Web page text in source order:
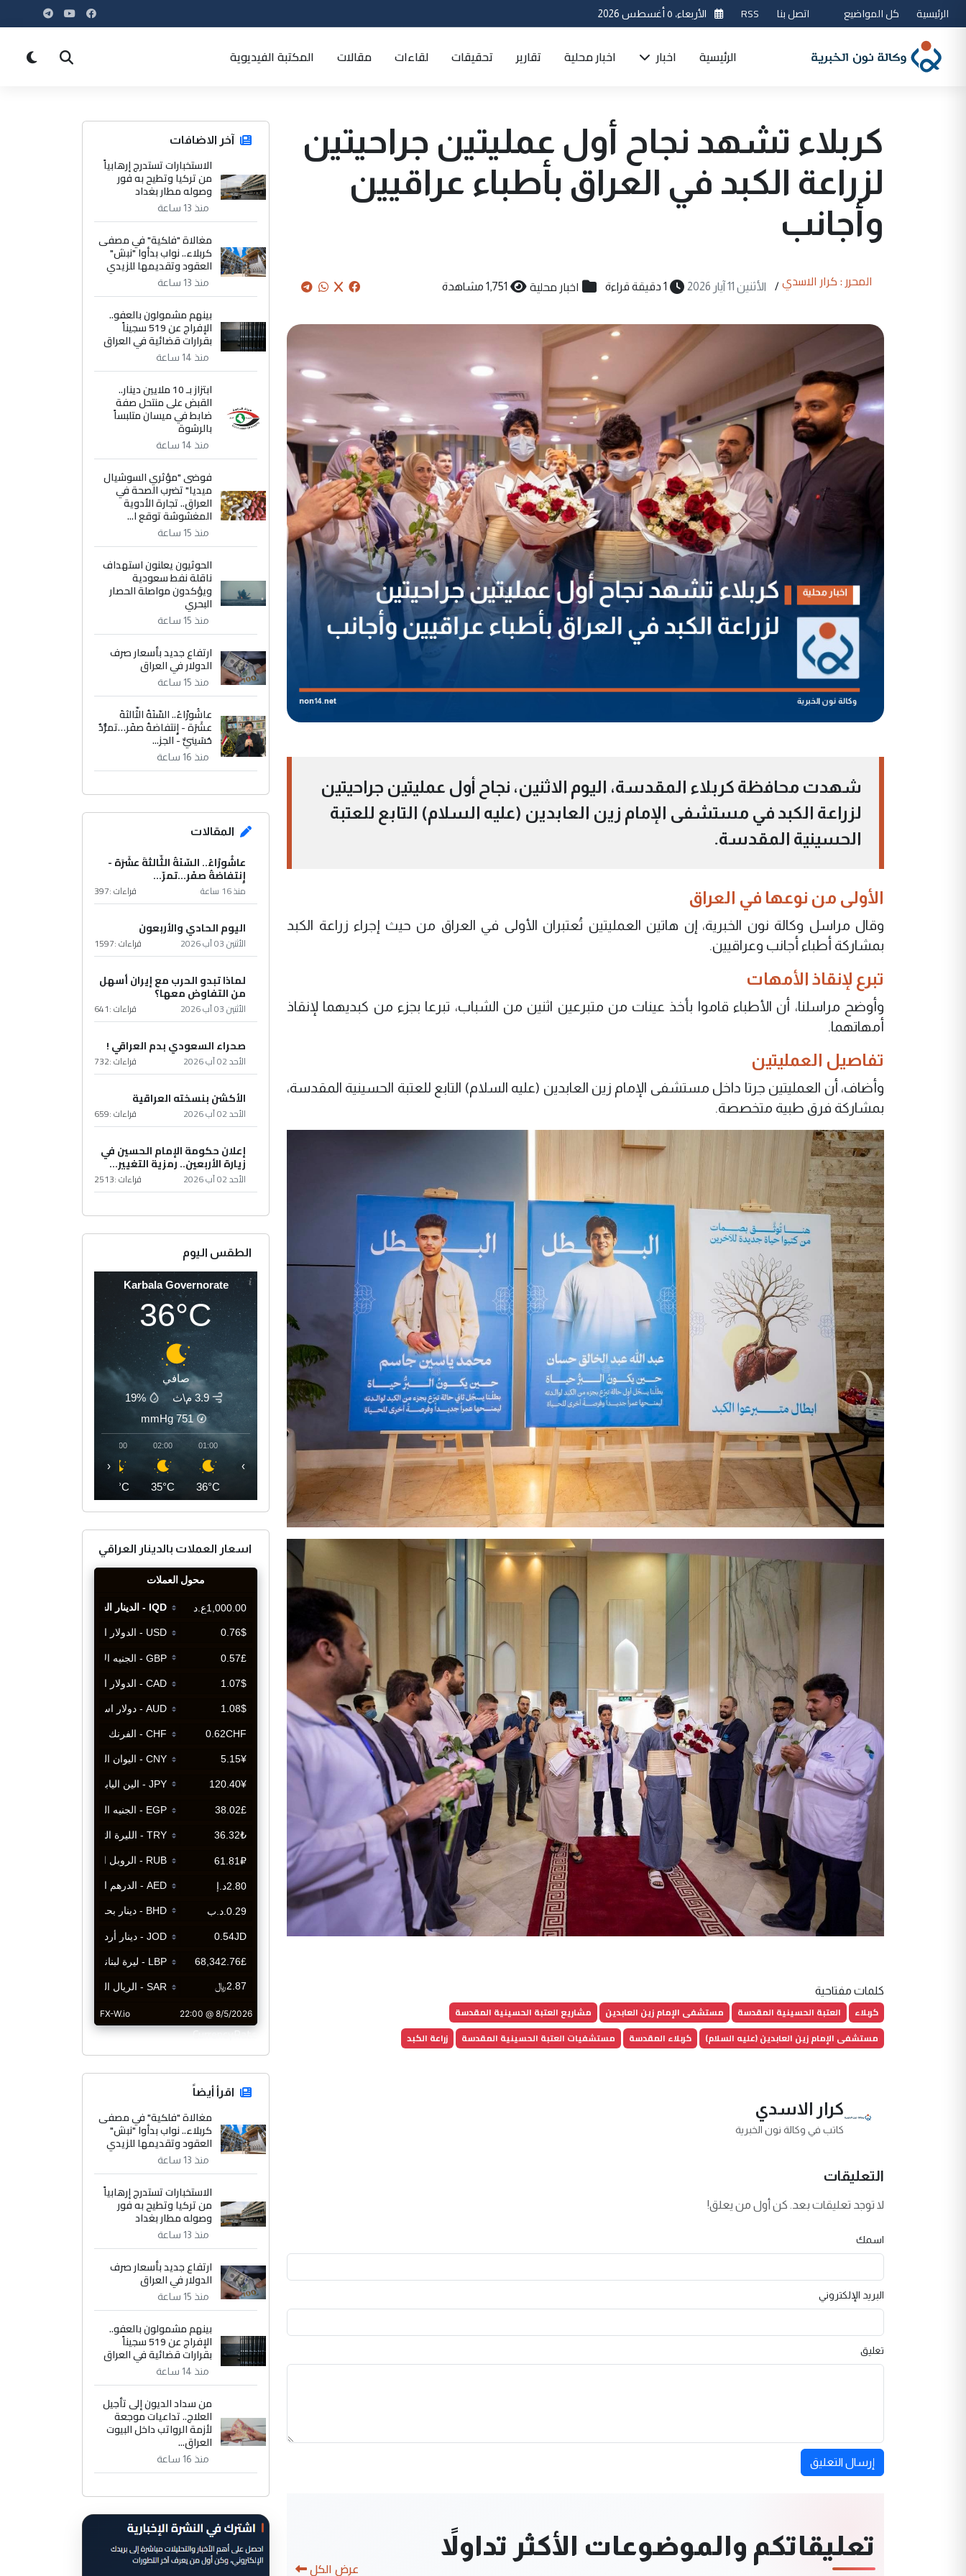
الرئيسية كل المواضيع اتصل بنا RSS الأربعاء، ٥ أغسطس 2026
الرئيسية اخبار اخبار محلية تقارير تحقيقات لقاءات مقالات المكتبة الفيديوية
كربلاء تشهد نجاح أول عمليتين جراحيتين
لزراعة الكبد في العراق بأطباء عراقيين
وأجانب
المحرر : كرار الاسدي / الأثنين 11 آيار 2026 1 دقيقة قراءة اخبار محلية 1,751 مشاهدة
شهدت محافظة كربلاء المقدسة، اليوم الاثنين، نجاح أول عمليتين جراحيتين
لزراعة الكبد في مستشفى الإمام زين العابدين (عليه السلام) التابع للعتبة
الحسينية المقدسة.
الأولى من نوعها في العراق
وقال مراسل وكالة نون الخبرية، إن هاتين العمليتين تُعتبران الأولى في العراق من حيث إجراء زراعة الكبد
بمشاركة أطباء أجانب وعراقيين.
تبرع لإنقاذ الأمهات
وأوضح مراسلنا، أن الأطباء قاموا بأخذ عينات من متبرعين اثنين من الشباب، تبرعا بجزء من كبديهما لإنقاذ
أمهاتهما.
تفاصيل العمليتين
وأضاف، أن العمليتين جرتا داخل مستشفى الإمام زين العابدين (عليه السلام) التابع للعتبة الحسينية المقدسة،
بمشاركة فرق طبية متخصصة.
كلمات مفتاحية
كربلاء العتبة الحسينية المقدسة مستشفى الإمام زين العابدين
مشاريع العتبة الحسينية المقدسة
مستشفى الإمام زين العابدين (عليه السلام)
كربلاء المقدسة مستشفيات العتبة الحسينية المقدسة زراعة الكبد
كرار الاسدي
كاتب في وكالة نون الخبرية
التعليقات
لا توجد تعليقات بعد. كن أول من يعلق!
اسمك
البريد الإلكتروني
تعليق
إرسال التعليق
تعليقاتكم والموضوعات الأكثر تداولاً
عرض الكل
آخر الاضافات
الاستخبارات تستدرج إرهابياً
من تركيا وتطيح به فور
وصوله مطار بغداد
منذ 13 ساعة
مغالاة "فلكية" في مصفى
كربلاء.. نواب بدأوا "نبش"
العقود وتقديمها للزيدي
منذ 13 ساعة
بينهم مشمولون بالعفو..
الإفراج عن 519 سجيناً
بقرارات قضائية في العراق
منذ 14 ساعة
ابتزاز بـ 10 ملايين دينار..
القبض على منتحل صفة
ضابط في ميسان متلبساً
بالرشوة
منذ 14 ساعة
فوضى "مؤثري السوشيال
ميديا" تضرب الصحة في
العراق.. تجارة الأدوية
المغشوشة توقع ا...
منذ 15 ساعة
الحوثيون يعلنون استهداف
ناقلة نفط سعودية
ويؤكدون مواصلة الحصار
البحري
منذ 15 ساعة
ارتفاع جديد بأسعار صرف
الدولار في العراق
منذ 15 ساعة
عاشُورْاءُ.. السّنَةُ الثّالثةَ
عشَرَة - إِنتفاضةُ صفَر…تمرُّدٌ
حُسَينيٌّ - الجز...
منذ 16 ساعة
المقالات
عاشُورْاءُ.. السّنَةُ الثّالثةَ عشَرَة -
إِنتفاضةُ صفَر…تمرّ...
منذ 16 ساعة قراءات :397
اليوم الحادي والأربعون
الأثنين 03 آب 2026 قراءات :1597
لماذا تبدو الحرب مع إيران أسهل
من التفاوض معها؟
الأثنين 03 آب 2026 قراءات :641
صحراء السعودي بدم العراقي !
الأحد 02 آب 2026 قراءات :732
الأكشن بنسخته العراقية
الأحد 02 آب 2026 قراءات :659
إعلان حكومة الإمام الحسين في
زيارة الأربعين.. رمزية التغيير...
الأحد 02 آب 2026 قراءات :2513
الطقس اليوم
Karbala Governorate
36°C
صافي
3.9 م\ث
19%
751
mmHg
01:00
36°C
02:00
35°C
03:00
34°C
‹ ›
اسعار العملات بالدينار العراقي
CurrencyRate
اقرأ أيضاً
مغالاة "فلكية" في مصفى
كربلاء.. نواب بدأوا "نبش"
العقود وتقديمها للزيدي
منذ 13 ساعة
الاستخبارات تستدرج إرهابياً
من تركيا وتطيح به فور
وصوله مطار بغداد
منذ 13 ساعة
ارتفاع جديد بأسعار صرف
الدولار في العراق
منذ 15 ساعة
بينهم مشمولون بالعفو..
الإفراج عن 519 سجيناً
بقرارات قضائية في العراق
منذ 14 ساعة
من سداد الديون إلى تأجيل
العلاج.. تداعيات موجعة
لأزمة الرواتب داخل البيوت
العراق...
منذ 16 ساعة